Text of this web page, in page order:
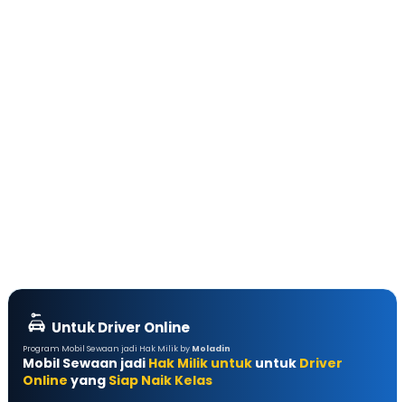
Untuk Driver Online
Program Mobil Sewaan jadi Hak Milik by Moladin
Mobil Sewaan jadi Hak Milik untuk untuk Driver
Online yang Siap Naik Kelas